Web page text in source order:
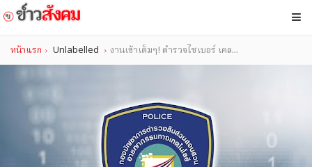
หน้าแรก Unlabelled งานเข้าเต็มๆ! ตำรวจไซเบอร์ เคล...